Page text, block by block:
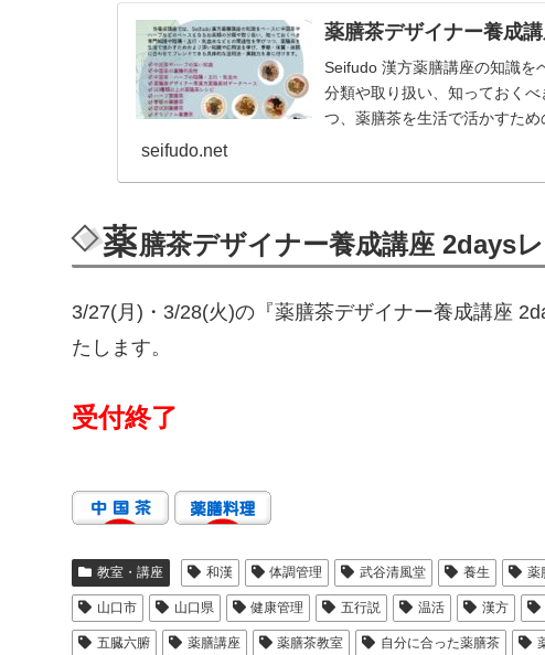
薬膳茶デザイナー養成
Seifudo 漢方薬膳講座の知識を
分類や取り扱い、知っておく
つ、薬膳茶を生活で活かすた
seifudo.net
薬膳茶デザイナー養成講座 2days
3/27(月)・3/28(火)の『薬膳茶デザイナー養成講座
たします。
受付終了
教室・講座 和漢 体調管理 武谷清風堂 養生 薬
山口市 山口県 健康管理 五行説 温活 漢方
五臓六腑 薬膳講座 薬膳茶教室 自分に合った薬膳茶